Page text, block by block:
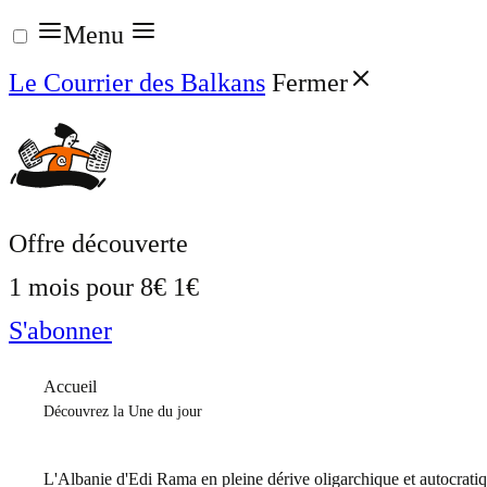
Aller
au
contenu
Menu
Le Courrier des Balkans Fermer
Offre découverte
1 mois pour 8€ 1€
S'abonner
Accueil
Découvrez la Une du jour
L'Albanie d'Edi Rama en pleine dérive oligarchique et